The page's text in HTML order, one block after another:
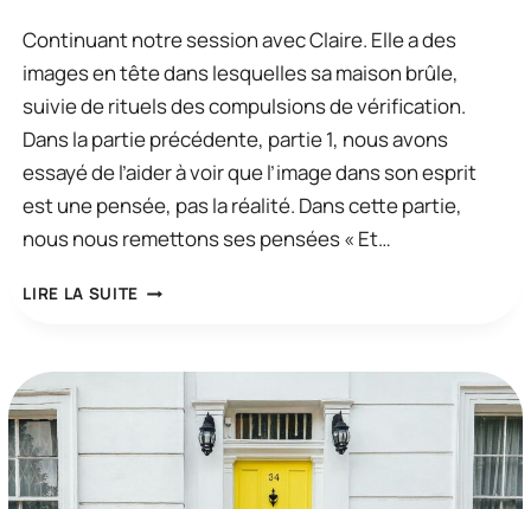
Continuant notre session avec Claire. Elle a des
images en tête dans lesquelles sa maison brûle,
suivie de rituels des compulsions de vérification.
Dans la partie précédente, partie 1, nous avons
essayé de l’aider à voir que l’image dans son esprit
est une pensée, pas la réalité. Dans cette partie,
nous nous remettons ses pensées « Et…
LIRE LA SUITE UNE
VÉRIFICATION